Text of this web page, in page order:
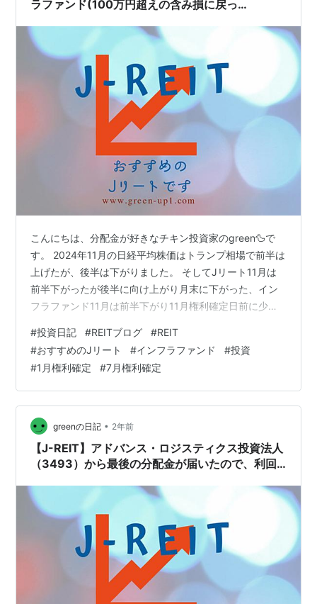
ラファンド(100万円超えの含み損に戻っ
こんにちは、分配金が好きなチキン投資家のgreen🦆で
す。 2024年11月の日経平均株価はトランプ相場で前半は
上げたが、後半は下がりました。 そしてJリート11月は
前半下がったが後半に向け上がり月末に下がった、イン
フラファンド11月は前半下がり11月権利確定日前に少し
し細かく見ていくと、2024年11月29日の日経平均株価は
38,208.03円とほぼ1ヶ月前（11月1日）の日経平均株価
38,053.67円と比較すると154.36円上げています。 ちな
みに 2024年3月の権利付き最終日（2024年3月29日）の
株価40,369.44円と比較…
#投資日記 #REITブログ #REIT
#おすすめのJリート #インフラファンド #投資
#1月権利確定 #7月権利確定
greenの日記 • 2年前
【J-REIT】アドバンス・ロジスティクス投資法人
（3493）から最後の分配金が届いたので、利回